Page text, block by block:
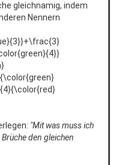
gleichnamig, indem
Nennern
"Mit was muss ich
den gleichen